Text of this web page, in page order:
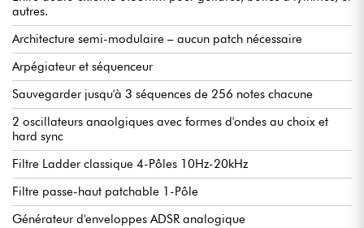
autres.
Architecture semi-modulaire – aucun patch nécessaire
Arpégiateur et séquenceur
Sauvegarder jusqu'à 3 séquences de 256 notes chacune
2 oscillateurs anaolgiques avec formes d'ondes au choix et
hard sync
Filtre Ladder classique 4-Pôles 10Hz-20kHz
Filtre passe-haut patchable 1-Pôle
Générateur d'enveloppes ADSR analogique